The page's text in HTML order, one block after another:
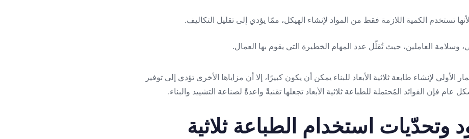
لإنشاء طابعة ثلاثية الأبعاد للبناء يمكن أن يكون كبيرًا، إلا أن مزاياها الأخرى تؤدي إلى توفير
عام فإن الفوائد المُحتملة للطباعة ثلاثية الأبعاد تجعلها تقنيةً واعدةً لصناعة التشييد والبناء.
وتحدّيات استخدام الطباعة ثلاثية